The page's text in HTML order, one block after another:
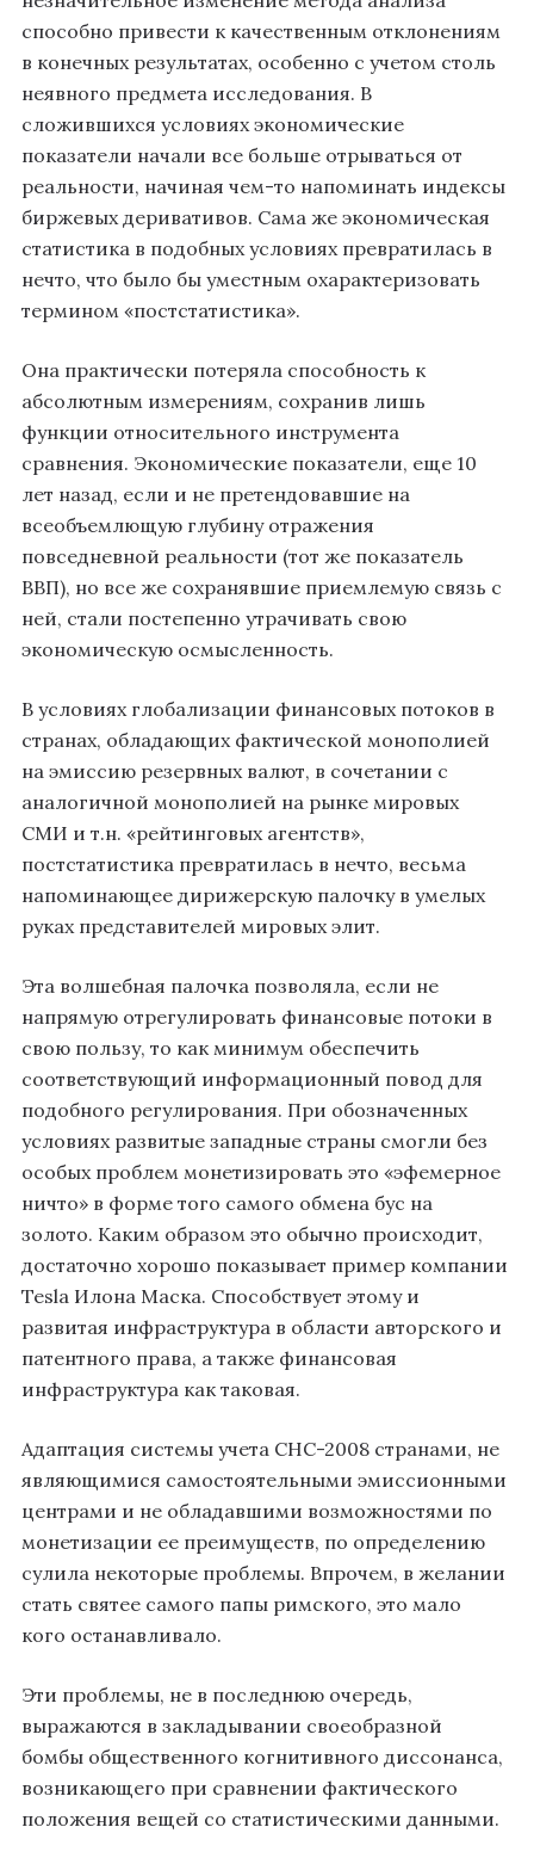
способно привести к качественным отклонениям
в конечных результатах, особенно с учетом столь
неявного предмета исследования. В
сложившихся условиях экономические
показатели начали все больше отрываться от
реальности, начиная чем-то напоминать индексы
биржевых деривативов. Сама же экономическая
статистика в подобных условиях превратилась в
нечто, что было бы уместным охарактеризовать
термином «постстатистика».
Она практически потеряла способность к
абсолютным измерениям, сохранив лишь
функции относительного инструмента
сравнения. Экономические показатели, еще 10
лет назад, если и не претендовавшие на
всеобъемлющую глубину отражения
повседневной реальности (тот же показатель
ВВП), но все же сохранявшие приемлемую связь с
ней, стали постепенно утрачивать свою
экономическую осмысленность.
В условиях глобализации финансовых потоков в
странах, обладающих фактической монополией
на эмиссию резервных валют, в сочетании с
аналогичной монополией на рынке мировых
СМИ и т.н. «рейтинговых агентств»,
постстатистика превратилась в нечто, весьма
напоминающее дирижерскую палочку в умелых
руках представителей мировых элит.
Эта волшебная палочка позволяла, если не
напрямую отрегулировать финансовые потоки в
свою пользу, то как минимум обеспечить
соответствующий информационный повод для
подобного регулирования. При обозначенных
условиях развитые западные страны смогли без
особых проблем монетизировать это «эфемерное
ничто» в форме того самого обмена бус на
золото. Каким образом это обычно происходит,
достаточно хорошо показывает пример компании
Tesla Илона Маска. Способствует этому и
развитая инфраструктура в области авторского и
патентного права, а также финансовая
инфраструктура как таковая.
Адаптация системы учета СНС-2008 странами, не
являющимися самостоятельными эмиссионными
центрами и не обладавшими возможностями по
монетизации ее преимуществ, по определению
сулила некоторые проблемы. Впрочем, в желании
стать святее самого папы римского, это мало
кого останавливало.
Эти проблемы, не в последнюю очередь,
выражаются в закладывании своеобразной
бомбы общественного когнитивного диссонанса,
возникающего при сравнении фактического
положения вещей со статистическими данными.